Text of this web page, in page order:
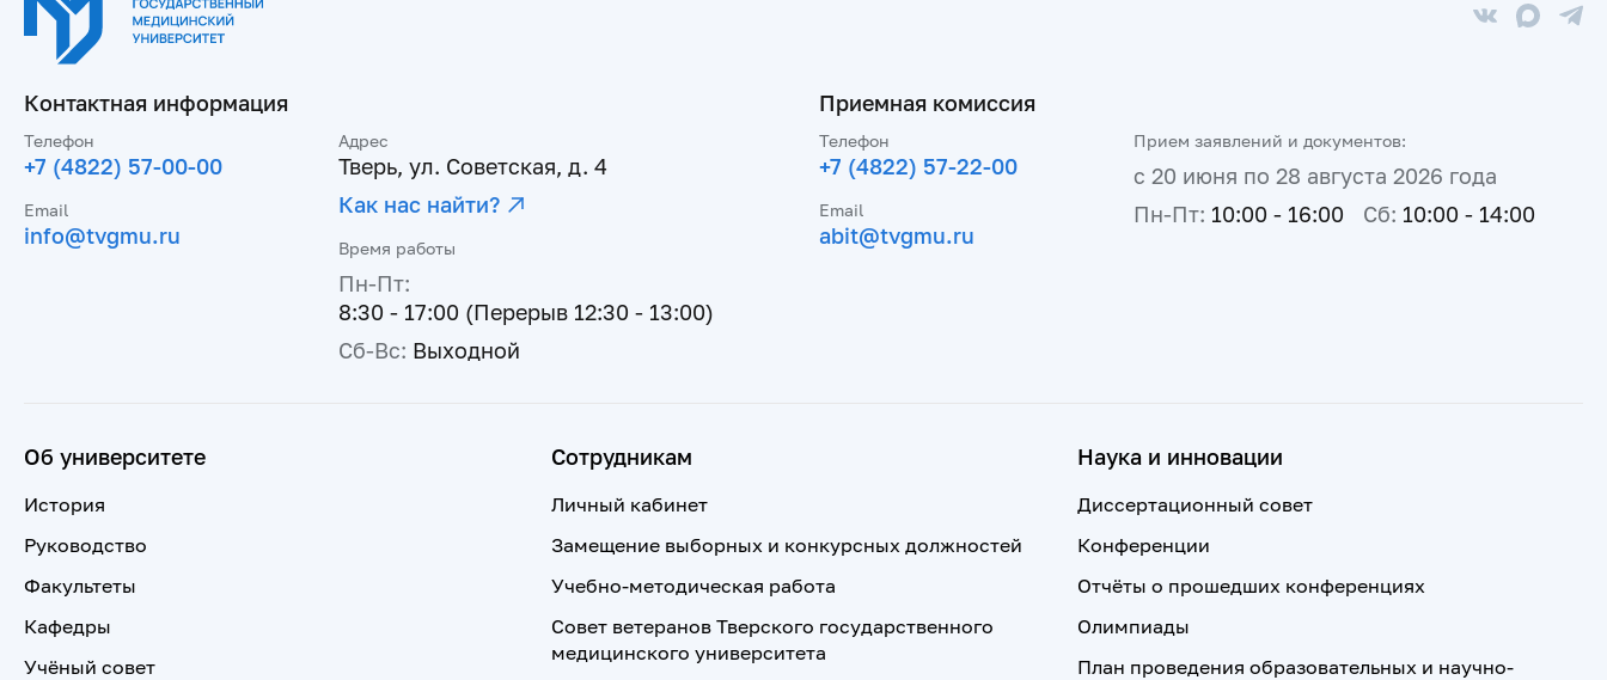
Контактная информация
Телефон
+7 (4822) 57-00-00
Email
info@tvgmu.ru
Адрес
Тверь, ул. Советская, д. 4
Как нас найти?
Время работы
Пн-Пт:
8:30 - 17:00 (Перерыв 12:30 - 13:00)
Сб-Вс: Выходной
Приемная комиссия
Телефон
+7 (4822) 57-22-00
Email
abit@tvgmu.ru
Прием заявлений и документов:
с 20 июня по 28 августа 2026 года
Пн-Пт: 10:00 - 16:00 Сб: 10:00 - 14:00
Об университете
История
Руководство
Факультеты
Кафедры
Учёный совет
Сотрудникам
Личный кабинет
Замещение выборных и конкурсных должностей
Учебно-методическая работа
Совет ветеранов Тверского государственного
медицинского университета
Наука и инновации
Диссертационный совет
Конференции
Отчёты о прошедших конференциях
Олимпиады
План проведения образовательных и научно-